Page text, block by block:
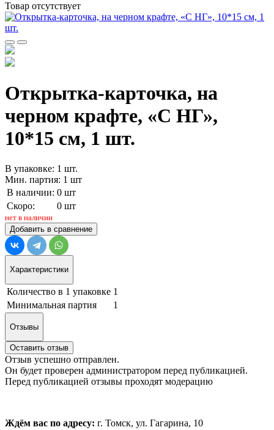
Товар отсутствует
Открытка-карточка, на
черном крафте, «С НГ»,
10*15 см, 1 шт.
В упаковке: 1 шт.
Мин. партия: 1 шт
В наличии: 0 шт
Скоро:
0 шт
нет в наличии
Добавить в сравнение
Характеристики
Количество в 1 упаковке 1
Минимальная партия
1
Отзывы
Оставить отзыв
Отзыв успешно отправлен.
Он будет проверен администратором перед публикацией.
Перед публикацией отзывы проходят модерацию
Ждём вас по адресу: г. Томск, ул. Гагарина, 10